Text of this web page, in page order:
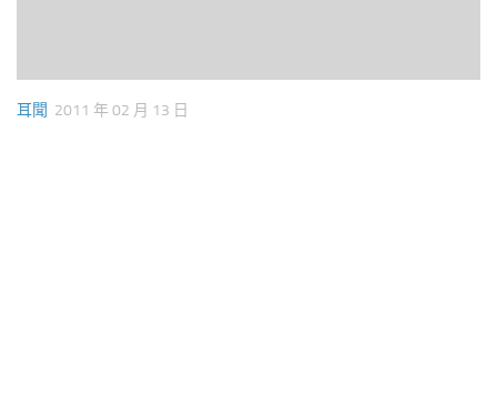
耳聞 2011 年 02 月 13 日